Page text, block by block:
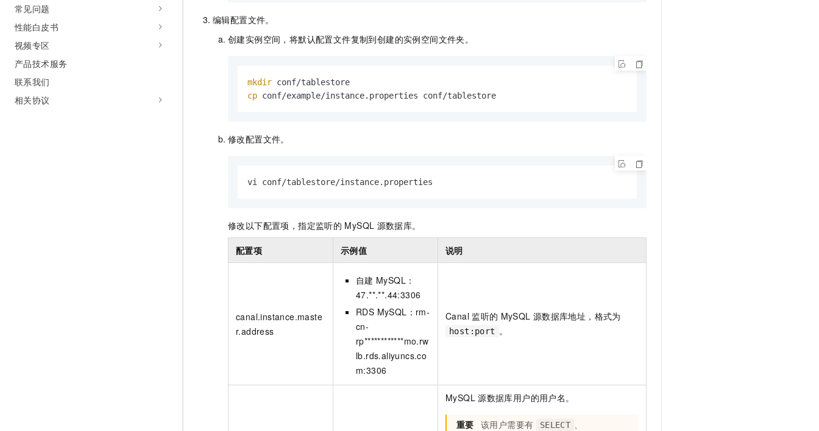
常见问题
性能白皮书
视频专区
产品技术服务
联系我们
相关协议
编辑配置文件。
创建实例空间，将默认配置文件复制到创建的实例空间文件夹。
mkdir
cp conf/example/instance.properties conf/tablestore
修改配置文件。
vi conf/tablestore/instance.properties
修改以下配置项，指定监听的 MySQL 源数据库。
配置项 示例值 说明
canal.instance.maste
r.address
自建 MySQL：
47.**.**.44:3306
RDS MySQL：rm-
cn-
rp************mo.rw
lb.rds.aliyuncs.co
m:3306
Canal 监听的 MySQL 源数据库地址，格式为
host:port 。
MySQL 源数据库用户的用户名。
重要 该用户需要有 SELECT